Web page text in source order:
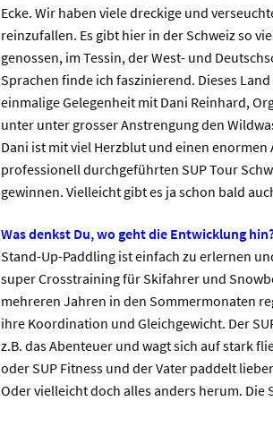
Ecke. Wir haben viele dreckige und
reinzufallen. Es gibt hier in der Schweiz so
genossen, im Tessin, der West- und
Sprachen finde ich faszinierend. Dieses
einmalige Gelegenheit mit Dani Reinhard,
unter unter grosser Anstrengung den
Dani ist mit viel Herzblut und einen
professionell durchgeführten SUP Tour
gewinnen. Vielleicht gibt es ja schon bald
Was denkst Du, wo geht die Entwicklung
Stand-Up-Paddling ist einfach zu erlernen
super Crosstraining für Skifahrer und
mehreren Jahren in den Sommermonaten
ihre Koordination und Gleichgewicht. Der
z.B. das Abenteuer und wagt sich auf stark
oder SUP Fitness und der Vater paddelt
Oder vielleicht doch alles anders herum.